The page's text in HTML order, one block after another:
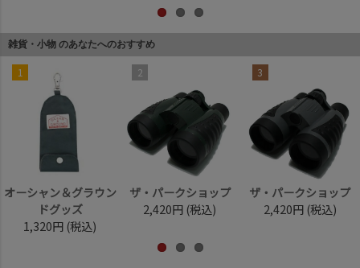
雑貨・小物 のあなたへのおすすめ
1
オーシャン＆グラウン
ドグッズ
1,320円 (税込)
2
ザ・パークショップ
2,420円 (税込)
3
ザ・パークショップ
2,420円 (税込)